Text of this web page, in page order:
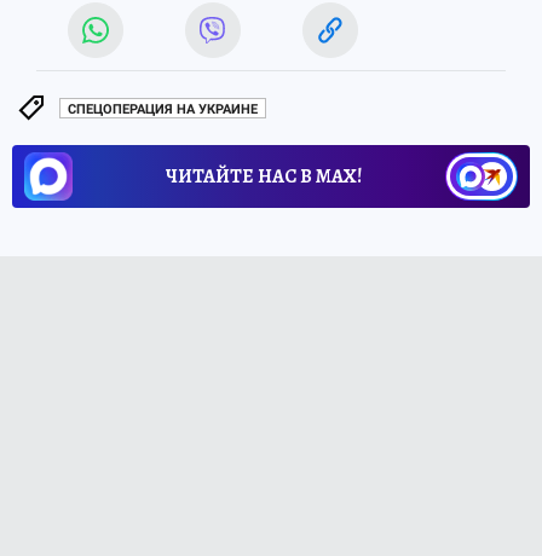
СПЕЦОПЕРАЦИЯ НА УКРАИНЕ
ЧИТАЙТЕ НАС В МАХ!